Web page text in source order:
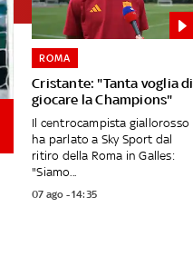
Cristante: "Tanta voglia di
giocare la Champions"
ROMA
Il centrocampista giallorosso
ha parlato a Sky Sport dal
ritiro della Roma in Galles:
"Siamo...
07 ago - 14:35